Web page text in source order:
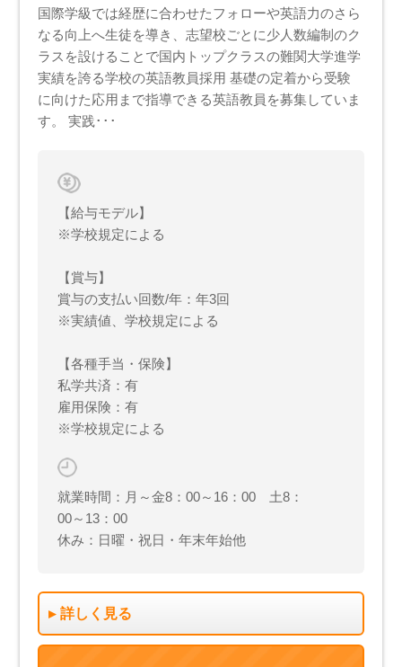
国際学級では経歴に合わせたフォローや英語力のさら
なる向上へ生徒を導き、志望校ごとに少人数編制のク
ラスを設けることで国内トップクラスの難関大学進学
実績を誇る学校の英語教員採用 基礎の定着から受験
に向けた応用まで指導できる英語教員を募集していま
す。 実践･･･
【給与モデル】
※学校規定による
【賞与】
賞与の支払い回数/年：年3回
※実績値、学校規定による
【各種手当・保険】
私学共済：有
雇用保険：有
※学校規定による
就業時間：月～金8：00～16：00 土8：
00～13：00
休み：日曜・祝日・年末年始他
詳しく見る